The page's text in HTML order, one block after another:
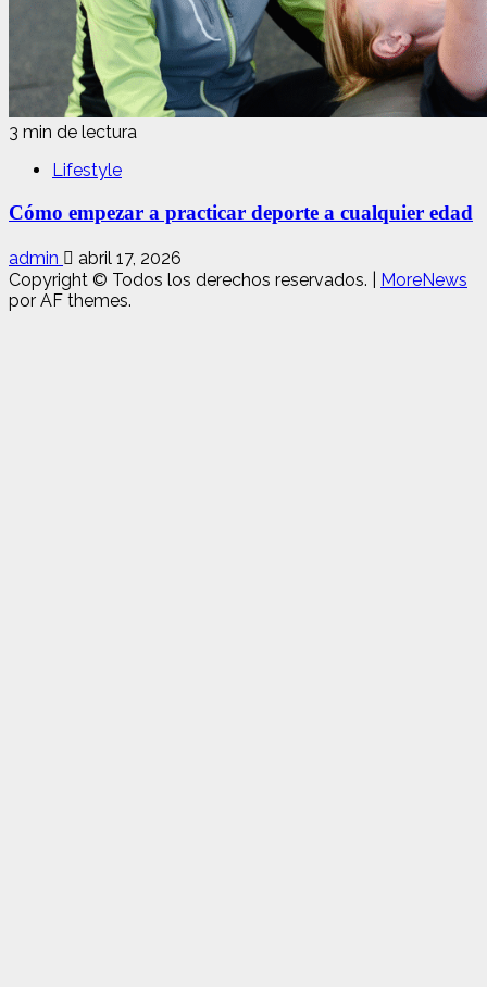
3 min de lectura
Lifestyle
Cómo empezar a practicar deporte a cualquier edad
admin
abril 17, 2026
Copyright © Todos los derechos reservados.
MoreNews
por AF themes.